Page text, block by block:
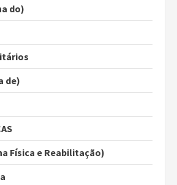
do)
de)
Física e Reabilitação)